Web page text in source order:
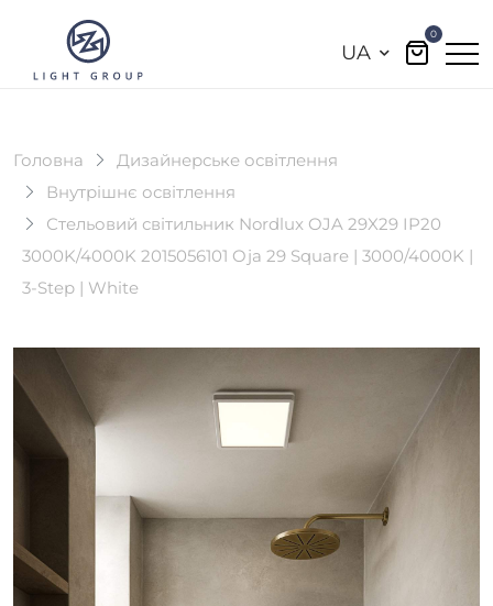
UA
0
Головна
Дизайнерське освітлення
Внутрішнє освітлення
Стельовий світильник Nordlux OJA 29X29 IP20
3000K/4000K 2015056101 Oja 29 Square | 3000/4000K |
3-Step | White